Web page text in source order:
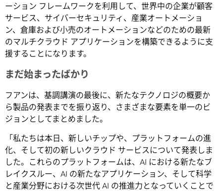
ーション フレームワークを利用して、世界中の企業が顧客
サービス、サイバーセキュリティ、産業オートメーショ
ン、倉庫および小売のオートメーションなどのための最新
のマルチクラウド アプリケーションを構築できるように支
援することになります。
まだ始まったばかり
フアンは、基調講演の最後に、新たなテクノロジの概要か
ら製品の発表までを振り返り、さまざまな要素を単一のビ
ジョンとしてまとめました。
「私たちは本日、新しいチップや、プラットフォームの進
化、そして初の新しいクラウド サービスについて発表しま
した。これらのプラットフォームは、AI における新たなブ
レイクスルー、AI の新たなアプリケーション、そして科学
と産業分野における次世代 AI の推進力となっていくことで